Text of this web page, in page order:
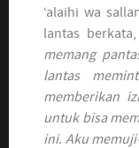
‘alaihi wa
lantas berkata,
memang
lantas
memberikan
untuk bisa
ini. Aku